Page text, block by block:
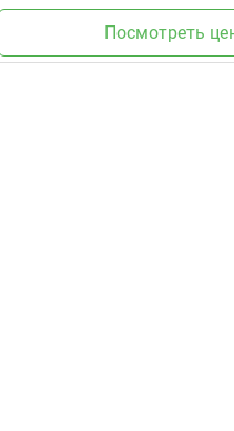
Посмотреть